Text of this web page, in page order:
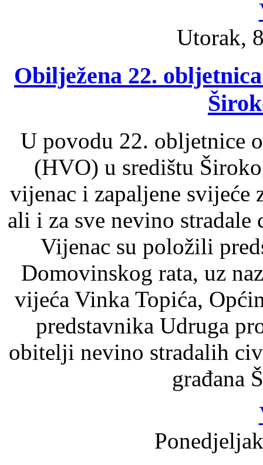
Utorak,
Obilježena 22.
U povodu 22. obljetnice
(HVO) u središtu
vijenac i zapaljene svijeće
ali i za sve nevino
Vijenac su položili
Domovinskog rata, uz
vijeća Vinka Topića,
predstavnika Udruga
obitelji nevino stradalih
građana